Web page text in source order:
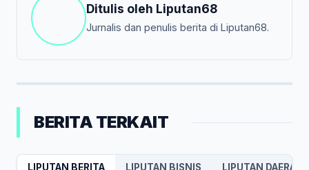
Ditulis oleh Liputan68
Jurnalis dan penulis berita di Liputan68.
BERITA TERKAIT
LIPUTAN BERITA LIPUTAN BISNIS LIPUTAN DAERAH